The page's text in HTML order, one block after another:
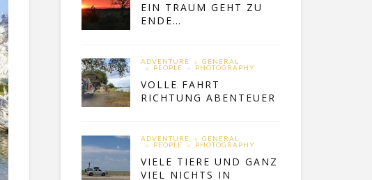
EIN TRAUM GEHT ZU
ENDE…
ADVENTURE GENERAL
PEOPLE PHOTOGRAPHY
VOLLE FAHRT
RICHTUNG ABENTEUER
ADVENTURE GENERAL
PEOPLE PHOTOGRAPHY
VIELE TIERE UND GANZ
VIEL NICHTS IN